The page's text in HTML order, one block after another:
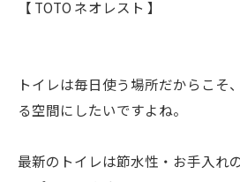
【 TOTO ネオレスト 】
トイレは毎日使う場所だからこそ
る空間にしたいですよね。
最新のトイレは節水性・お手入れ